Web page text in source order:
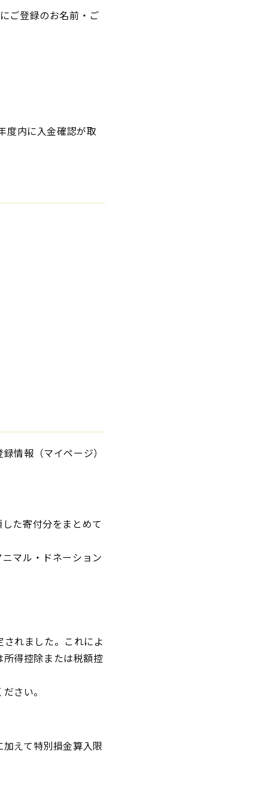
ご登録のお名前・ご
度内に入金確認が取
情報（マイページ）
た寄付分をまとめて
マル・ドネーション
れました。これによ
得控除または税額控
さい。
えて特別損金算入限